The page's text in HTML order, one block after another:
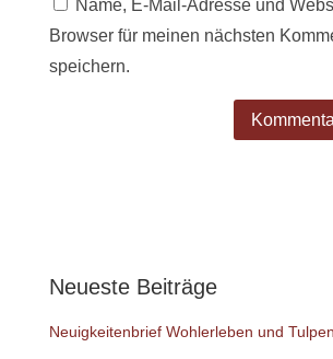
Name, E-Mail-Adresse und
Browser für meinen nächsten
speichern.
Neueste Beiträge
Neuigkeitenbrief Wohlerleben und